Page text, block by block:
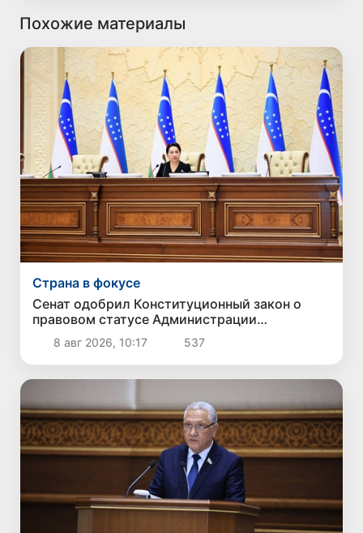
Похожие материалы
Страна в фокусе
Сенат одобрил Конституционный закон о
правовом статусе Администрации
Президента Республики Узбекистан
8 авг 2026, 10:17 537